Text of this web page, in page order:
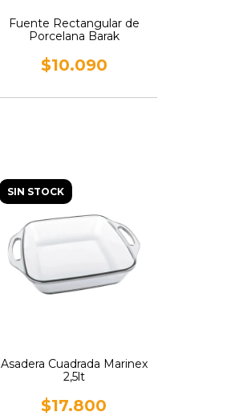
Fuente Rectangular de
Porcelana Barak
$10.090
SIN STOCK
Asadera Cuadrada Marinex
2,5lt
$17.800